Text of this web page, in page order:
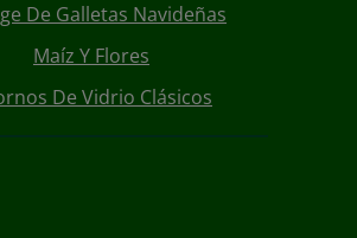
De Galletas Navideñas
Maíz Y Flores
De Vidrio Clásicos